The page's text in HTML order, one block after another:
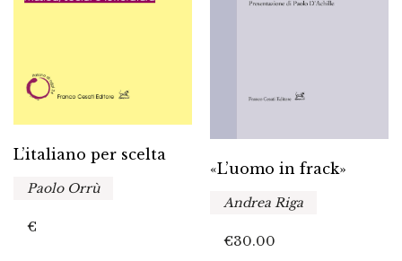
L’italiano per scelta
Paolo Orrù
€
«L’uomo in frack»
Andrea Riga
€30.00